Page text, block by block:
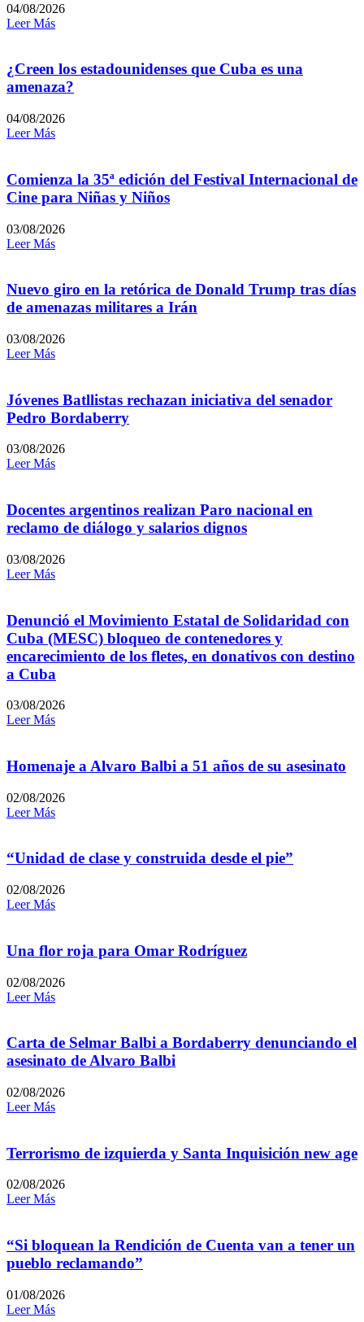
04/08/2026
Leer Más
¿Creen los estadounidenses que Cuba es una
amenaza?
04/08/2026
Leer Más
Comienza la 35ª edición del Festival Internacional de
Cine para Niñas y Niños
03/08/2026
Leer Más
Nuevo giro en la retórica de Donald Trump tras días
de amenazas militares a Irán
03/08/2026
Leer Más
Jóvenes Batllistas rechazan iniciativa del senador
Pedro Bordaberry
03/08/2026
Leer Más
Docentes argentinos realizan Paro nacional en
reclamo de diálogo y salarios dignos
03/08/2026
Leer Más
Denunció el Movimiento Estatal de Solidaridad con
Cuba (MESC) bloqueo de contenedores y
encarecimiento de los fletes, en donativos con destino
a Cuba
03/08/2026
Leer Más
Homenaje a Alvaro Balbi a 51 años de su asesinato
02/08/2026
Leer Más
“Unidad de clase y construida desde el pie”
02/08/2026
Leer Más
Una flor roja para Omar Rodríguez
02/08/2026
Leer Más
Carta de Selmar Balbi a Bordaberry denunciando el
asesinato de Alvaro Balbi
02/08/2026
Leer Más
Terrorismo de izquierda y Santa Inquisición new age
02/08/2026
Leer Más
“Si bloquean la Rendición de Cuenta van a tener un
pueblo reclamando”
01/08/2026
Leer Más